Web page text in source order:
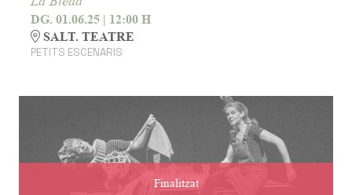
DG. 01.06.25 | 12:00 H
SALT. TEATRE
PETITS ESCENARIS
Finalitzat